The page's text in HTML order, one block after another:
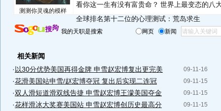
测测你灵魂的模样
看你这一生有没有富贵命？ 世界上最变态的八
全球排名第十二位的心理测试：荒岛求生
我的天职是搜索 网页 新闻
相关新闻
09-11-16
· 以30分优势美国再得金牌 申雪赵宏博复出更完美
09-11-15
·花滑美国站申雪/赵宏博夺冠 复出后实现二连冠
09-11-15
·双人滑短道滑双线告捷 申雪赵宏博王濛美国夺金
09-11-15
·花样滑冰大奖赛美国站 申雪赵宏博创历史最高分